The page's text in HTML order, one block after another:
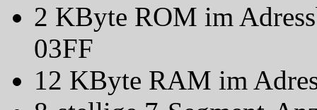
2 KByte ROM im
03FF
12 KByte RAM im